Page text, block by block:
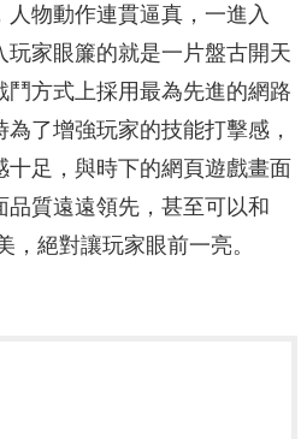
物動作連貫逼真，一進入
玩家眼簾的就是一片盤古開天
鬥方式上採用最為先進的網路
了增強玩家的技能打擊感，
十足，與時下的網頁遊戲畫面
質遠遠領先，甚至可以和
，絕對讓玩家眼前一亮。